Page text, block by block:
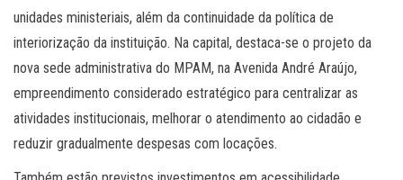
unidades ministeriais, além da continuidade da política de
interiorização da instituição. Na capital, destaca-se o projeto da
nova sede administrativa do MPAM, na Avenida André Araújo,
empreendimento considerado estratégico para centralizar as
atividades institucionais, melhorar o atendimento ao cidadão e
reduzir gradualmente despesas com locações.